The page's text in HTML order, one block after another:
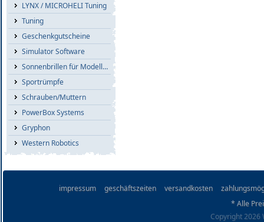
LYNX / MICROHELI Tuning
Tuning
Geschenkgutscheine
Simulator Software
Sonnenbrillen für Modellflieger
Sportrümpfe
Schrauben/Muttern
PowerBox Systems
Gryphon
Western Robotics
impressum geschäftszeiten versandkosten
* Alle
Copyright 2026